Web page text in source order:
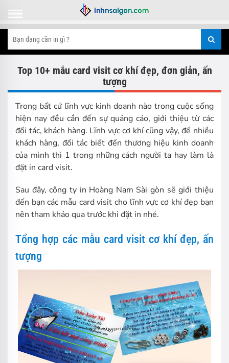
Top 10+ mẫu card visit cơ khí đẹp, đơn giản, ấn
tượng
Trong bất cứ lĩnh vực kinh doanh nào trong cuộc sống
hiện nay đều cần đến sự quảng cáo, giới thiệu từ các
đối tác, khách hàng. Lĩnh vực cơ khí cũng vậy, để nhiều
khách hàng, đối tác biết đến thương hiệu kinh doanh
của mình thì 1 trong những cách người ta hay làm là
đặt in card visit.
Sau đây, công ty in Hoàng Nam Sài gòn sẽ giới thiệu
đến bạn các mẫu card visit cho lĩnh vực cơ khí đẹp bạn
nên tham khảo qua trước khi đặt in nhé.
Tổng hợp các mẫu card visit cơ khí đẹp, ấn
tượng